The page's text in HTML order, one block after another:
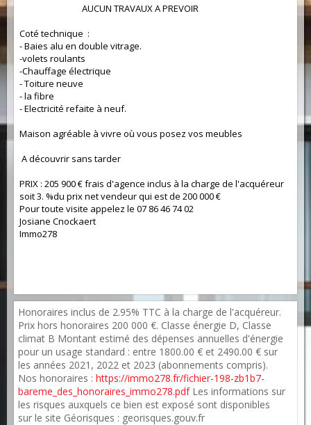
AUCUN TRAVAUX A PREVOIR
Coté technique :
- Baies alu en double vitrage.
-volets roulants
-Chauffage électrique
- Toiture neuve
- la fibre
- Electricité refaite à neuf.
Maison agréable à vivre où vous posez vos meubles
A découvrir sans tarder
PRIX : 205 900 € frais d'agence inclus à la charge de l'acquéreur
soit 3. %du prix net vendeur qui est de 200 000 €
Pour toute visite appelez le 07 86 46 74 02
Josiane Cnockaert
Immo278
Honoraires inclus de 2.95% TTC à la charge de l'acquéreur.
Prix hors honoraires 200 000 €. Classe énergie D, Classe
climat B Montant estimé des dépenses annuelles d'énergie
pour un usage standard : entre 1800.00 € et 2490.00 € sur
les années 2021, 2022 et 2023 (abonnements compris).
Nos honoraires : https://immo278.fr/fichier-198-zb1b7-
bareme_des_honoraires_immo278.pdfLes informations sur
les risques auxquels ce bien est exposé sont disponibles
sur le site Géorisques : georisques.gouv.fr